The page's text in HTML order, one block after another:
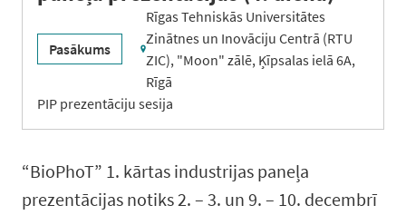
Pasākums
Rīgas Tehniskās Universitātes
Zinātnes un Inovāciju Centrā (RTU
ZIC), "Moon" zālē, Ķīpsalas ielā 6A,
Rīgā
PIP prezentāciju sesija
“BioPhoT” 1. kārtas industrijas paneļa
prezentācijas notiks 2. – 3. un 9. – 10. decembrī